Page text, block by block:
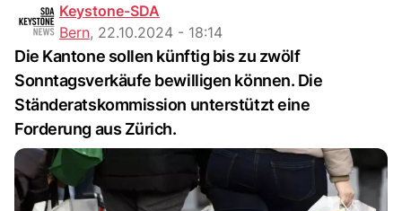
Keystone-SDA
Bern, 22.10.2024 - 18:14
Die Kantone sollen künftig bis zu zwölf
Sonntagsverkäufe bewilligen können. Die
Ständeratskommission unterstützt eine
Forderung aus Zürich.